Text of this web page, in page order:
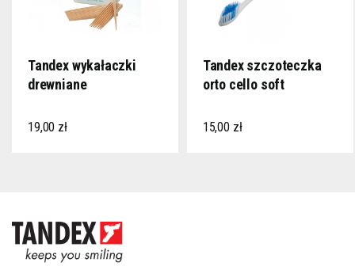
Tandex wykałaczki
drewniane
19,00 zł
Tandex szczoteczka
orto cello soft
15,00 zł